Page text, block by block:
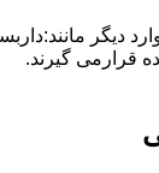
دیگر
قرارمی گیرند.